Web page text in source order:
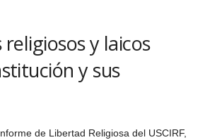
religiosos y laicos
y sus
de Libertad Religiosa del USCIRF,